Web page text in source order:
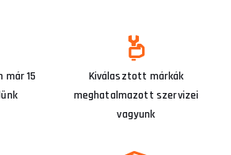
már 15
Kiválasztott márkák
meghatalmazott szervizei
vagyunk